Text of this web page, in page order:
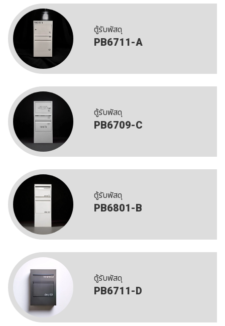
ตู้รับพัสดุ
PB6711-A
ตู้รับพัสดุ
PB6709-C
ตู้รับพัสดุ
PB6801-B
ตู้รับพัสดุ
PB6711-D